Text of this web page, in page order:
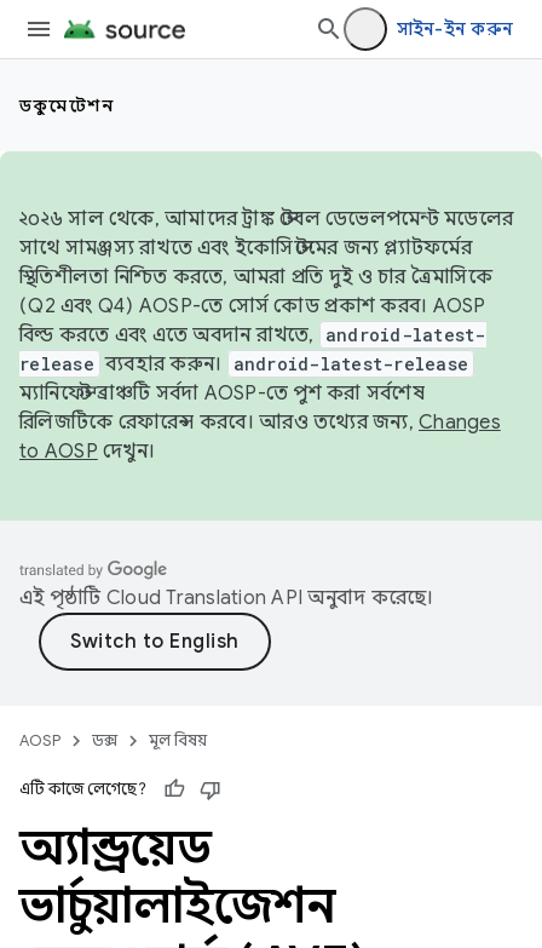
সাইন-ইন করুন
ডকুমেন্টেশন
২০২৬ সাল থেকে, আমাদের ট্রাঙ্ক স্টেবল ডেভেলপমেন্ট মডেলের
সাথে সামঞ্জস্য রাখতে এবং ইকোসিস্টেমের জন্য প্ল্যাটফর্মের
স্থিতিশীলতা নিশ্চিত করতে, আমরা প্রতি দুই ও চার ত্রৈমাসিকে
(Q2 এবং Q4) AOSP-তে সোর্স কোড প্রকাশ করব। AOSP
বিল্ড করতে এবং এতে অবদান রাখতে,
android-latest-
release ব্যবহার করুন। android-latest-release
ম্যানিফেস্ট ব্রাঞ্চটি সর্বদা AOSP-তে পুশ করা সর্বশেষ
রিলিজটিকে রেফারেন্স করবে। আরও তথ্যের জন্য, Changes
to AOSP দেখুন।
এই পৃষ্ঠাটি Cloud Translation API অনুবাদ করেছে।
AOSP ডক্স মূল বিষয়
এটি কাজে লেগেছে?
অ্যান্ড্রয়েড
ভার্চুয়ালাইজেশন